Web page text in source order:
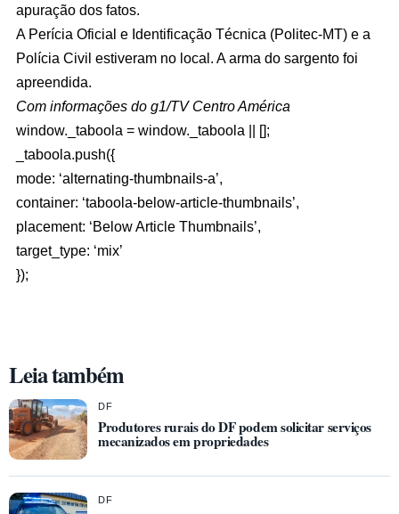
apuração dos fatos.
A Perícia Oficial e Identificação Técnica (Politec-MT) e a
Polícia Civil estiveram no local. A arma do sargento foi
apreendida.
Com informações do g1/TV Centro América
window._taboola = window._taboola || [];
_taboola.push({
mode: ‘alternating-thumbnails-a’,
container: ‘taboola-below-article-thumbnails’,
placement: ‘Below Article Thumbnails’,
target_type: ‘mix’
});
Leia também
DF
Produtores rurais do DF podem solicitar serviços
mecanizados em propriedades
DF